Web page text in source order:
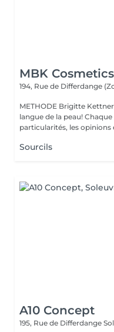
MBK
194, Rue de Differdange
METHODE Brigitte
langue de la peau!
particularités, les opinions
Sourcils
A10 Concept
195, Rue de Differdange